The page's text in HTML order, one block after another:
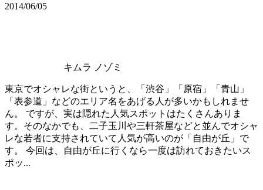
2014/06/05
キムラ ノゾミ
東京でオシャレな街というと、「渋谷」「原宿」「青山」
「表参道」などのエリア名をあげる人が多いかもしれませ
ん。 ですが、実は隠れた人気スポットはたくさんありま
す。そのなかでも、二子玉川や三軒茶屋などと並んでオシャ
レな若者に支持されていて人気が高いのが「自由が丘」で
す。 今回は、自由が丘に行くなら一度は訪れておきたいス
ポッ...